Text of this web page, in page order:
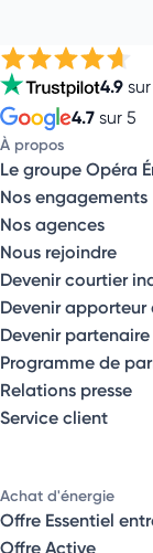
4.9
4.7 sur 5
À propos
Le groupe Opéra
Nos engagements
Nos agences
Nous rejoindre
Devenir courtier
Devenir apporteur
Devenir
Programme de
Relations presse
Service client
Achat d'énergie
Offre Essentiel
Offre Active